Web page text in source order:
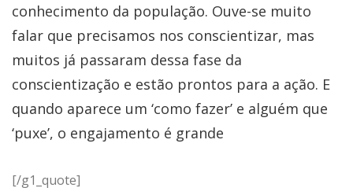
conhecimento da população. Ouve-se muito
falar que precisamos nos conscientizar, mas
muitos já passaram dessa fase da
conscientização e estão prontos para a ação. E
quando aparece um ‘como fazer’ e alguém que
‘puxe’, o engajamento é grande
[/g1_quote]